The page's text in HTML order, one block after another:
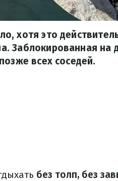
хотя это
Заблокированная на
всех соседей.
без толп, без